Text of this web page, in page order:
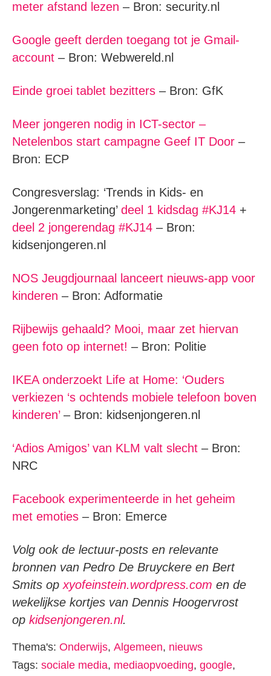
meter afstand lezen – Bron: security.nl
Google geeft derden toegang tot je Gmail-
account – Bron: Webwereld.nl
Einde groei tablet bezitters – Bron: GfK
Meer jongeren nodig in ICT-sector –
Netelenbos start campagne Geef IT Door –
Bron: ECP
Congresverslag: ‘Trends in Kids- en
Jongerenmarketing’ deel 1 kidsdag #KJ14 +
deel 2 jongerendag #KJ14 – Bron:
kidsenjongeren.nl
NOS Jeugdjournaal lanceert nieuws-app voor
kinderen – Bron: Adformatie
Rijbewijs gehaald? Mooi, maar zet hiervan
geen foto op internet! – Bron: Politie
IKEA onderzoekt Life at Home: ‘Ouders
verkiezen ‘s ochtends mobiele telefoon boven
kinderen’– Bron: kidsenjongeren.nl
‘Adios Amigos’ van KLM valt slecht – Bron:
NRC
Facebook experimenteerde in het geheim
met emoties – Bron: Emerce
Volg ook de lectuur-posts en relevante
bronnen van Pedro De Bruyckere en Bert
Smits op xyofeinstein.wordpress.com en de
wekelijkse kortjes van Dennis Hoogervrost
op kidsenjongeren.nl.
Thema's: Onderwijs, Algemeen, nieuws
Tags: sociale media, mediaopvoeding, google,